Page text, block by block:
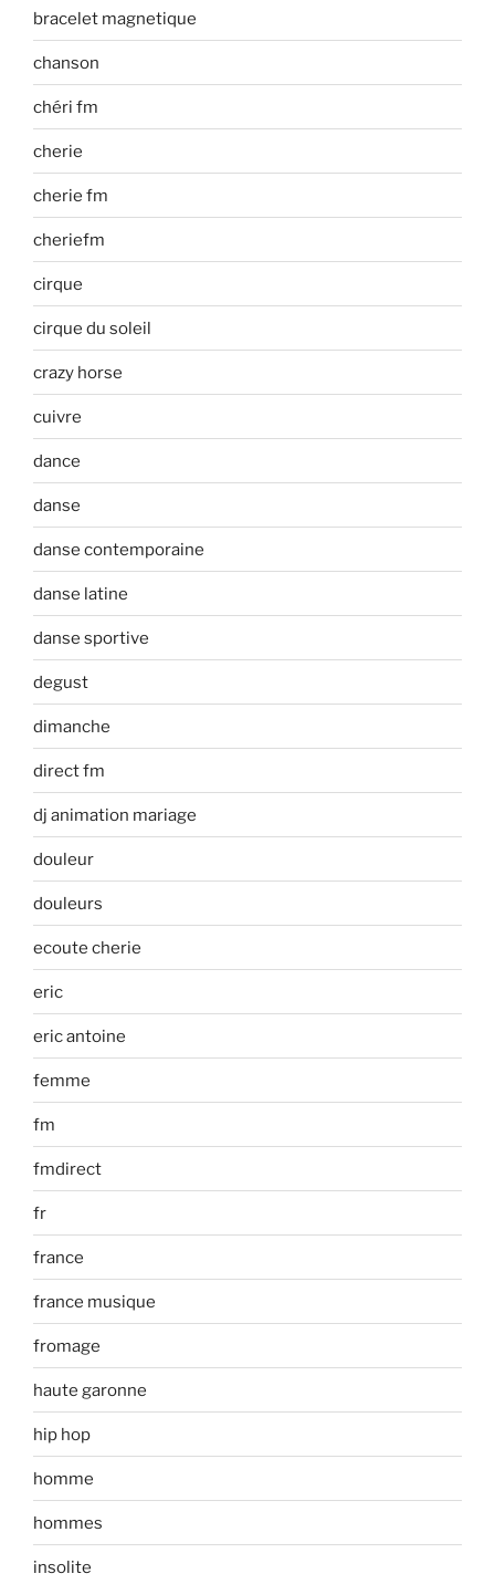
bracelet magnetique
chanson
chéri fm
cherie
cherie fm
cheriefm
cirque
cirque du soleil
crazy horse
cuivre
dance
danse
danse contemporaine
danse latine
danse sportive
degust
dimanche
direct fm
dj animation mariage
douleur
douleurs
ecoute cherie
eric
eric antoine
femme
fm
fmdirect
fr
france
france musique
fromage
haute garonne
hip hop
homme
hommes
insolite